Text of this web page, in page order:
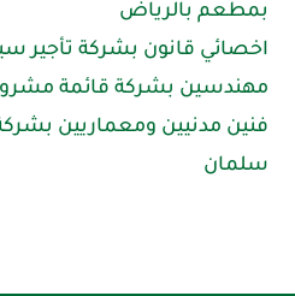
بمطعم بالرياض
اخصائي قانون بشركة تأجير
مهندسين بشركة قائمة
فنين مدنيين ومعماريين
سلمان